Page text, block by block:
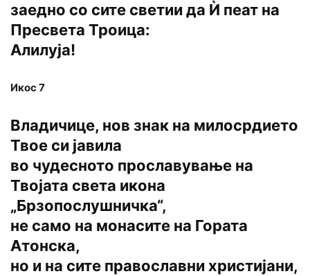
заедно со сите светии да Ѝ пеат на
Пресвета Троица:
Алилуја!
Икос 7
Владичице, нов знак на милосрдието
Твое си јавила
во чудесното прославување на
Твојата света икона
„Брзопослушничка“,
не само на монасите на Гората
Атонска,
но и на сите православни христијани,